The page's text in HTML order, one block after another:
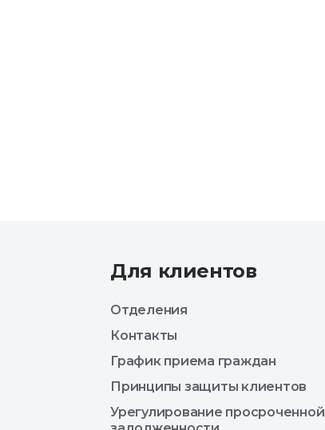
Для клиентов
Отделения
Контакты
График приема граждан
Принципы защиты клиентов
Урегулирование просроченной